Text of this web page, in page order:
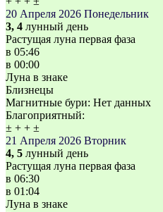
20 Апреля 2026 Понедельник
3, 4 лунный день
Растущая луна первая фаза
в 05:46
в 00:00
Луна в знаке
Близнецы
Магнитные бури: Нет данных
Благоприятный:
± + + ±
21 Апреля 2026 Вторник
4, 5 лунный день
Растущая луна первая фаза
в 06:30
в 01:04
Луна в знаке